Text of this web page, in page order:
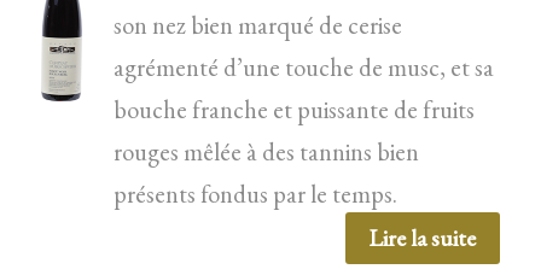
son nez bien marqué de cerise
agrémenté d’une touche de musc, et sa
bouche franche et puissante de fruits
rouges mêlée à des tannins bien
présents fondus par le temps.
Lire la suite